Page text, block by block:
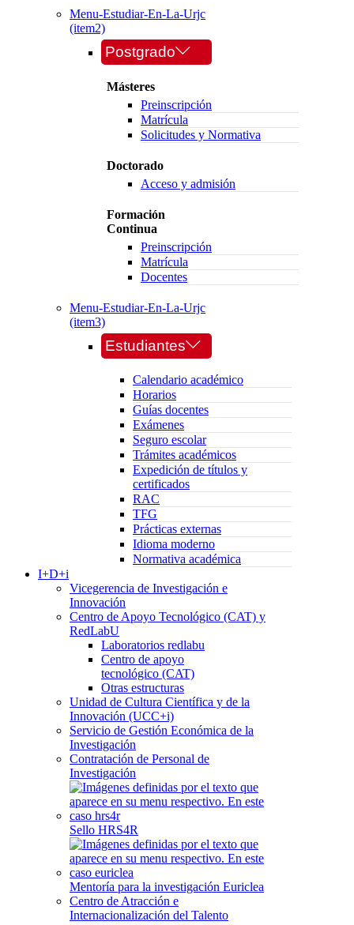
Menu-Estudiar-En-La-Urjc
(item2)
Postgrado
Másteres
Preinscripción
Matrícula
Solicitudes y Normativa
Doctorado
Acceso y admisión
Formación
Continua
Preinscripción
Matrícula
Docentes
Menu-Estudiar-En-La-Urjc
(item3)
Estudiantes
Calendario académico
Horarios
Guías docentes
Exámenes
Seguro escolar
Trámites académicos
Expedición de títulos y
certificados
RAC
TFG
Prácticas externas
Idioma moderno
Normativa académica
I+D+i
Vicegerencia de Investigación e
Innovación
Centro de Apoyo Tecnológico (CAT) y
RedLabU
Laboratorios redlabu
Centro de apoyo
tecnológico (CAT)
Otras estructuras
Unidad de Cultura Científica y de la
Innovación (UCC+i)
Servicio de Gestión Económica de la
Investigación
Contratación de Personal de
Investigación
Sello HRS4R
Mentoría para la investigación Euriclea
Centro de Atracción e
Internacionalización del Talento